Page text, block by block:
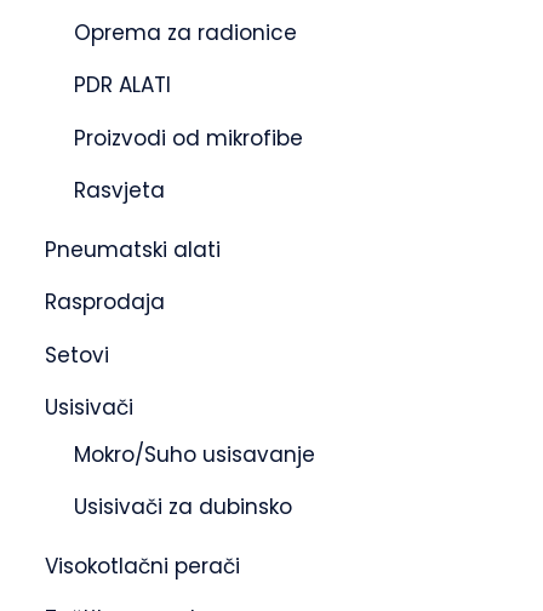
Oprema za radionice
PDR ALATI
Proizvodi od mikrofibe
Rasvjeta
Pneumatski alati
Rasprodaja
Setovi
Usisivači
Mokro/Suho usisavanje
Usisivači za dubinsko
Visokotlačni perači